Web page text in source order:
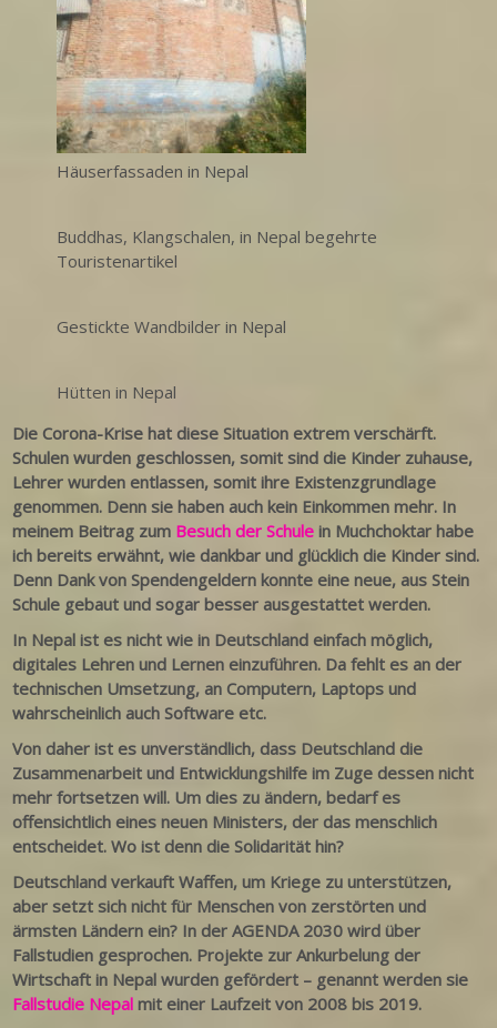
Häuserfassaden in Nepal
Buddhas, Klangschalen, in Nepal begehrte
Touristenartikel
Gestickte Wandbilder in Nepal
Hütten in Nepal
Die Corona-Krise hat diese Situation extrem verschärft.
Schulen wurden geschlossen, somit sind die Kinder zuhause,
Lehrer wurden entlassen, somit ihre Existenzgrundlage
genommen. Denn sie haben auch kein Einkommen mehr. In
meinem Beitrag zum Besuch der Schule in Muchchoktar habe
ich bereits erwähnt, wie dankbar und glücklich die Kinder sind.
Denn Dank von Spendengeldern konnte eine neue, aus Stein
Schule gebaut und sogar besser ausgestattet werden.
In Nepal ist es nicht wie in Deutschland einfach möglich,
digitales Lehren und Lernen einzuführen. Da fehlt es an der
technischen Umsetzung, an Computern, Laptops und
wahrscheinlich auch Software etc.
Von daher ist es unverständlich, dass Deutschland die
Zusammenarbeit und Entwicklungshilfe im Zuge dessen nicht
mehr fortsetzen will. Um dies zu ändern, bedarf es
offensichtlich eines neuen Ministers, der das menschlich
entscheidet. Wo ist denn die Solidarität hin?
Deutschland verkauft Waffen, um Kriege zu unterstützen,
aber setzt sich nicht für Menschen von zerstörten und
ärmsten Ländern ein? In der AGENDA 2030 wird über
Fallstudien gesprochen. Projekte zur Ankurbelung der
Wirtschaft in Nepal wurden gefördert – genannt werden sie
Fallstudie Nepal mit einer Laufzeit von 2008 bis 2019.